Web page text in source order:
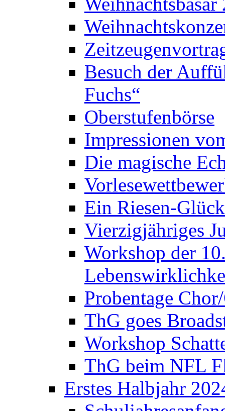
Besuch der
Fuchs“
Oberstufenbörse
Impressionen
Die magische
Ein Riesen-
Vierzigjähriges
Workshop der
Probentage
ThG goes
Workshop
ThG beim NFL
Erstes Halbjahr